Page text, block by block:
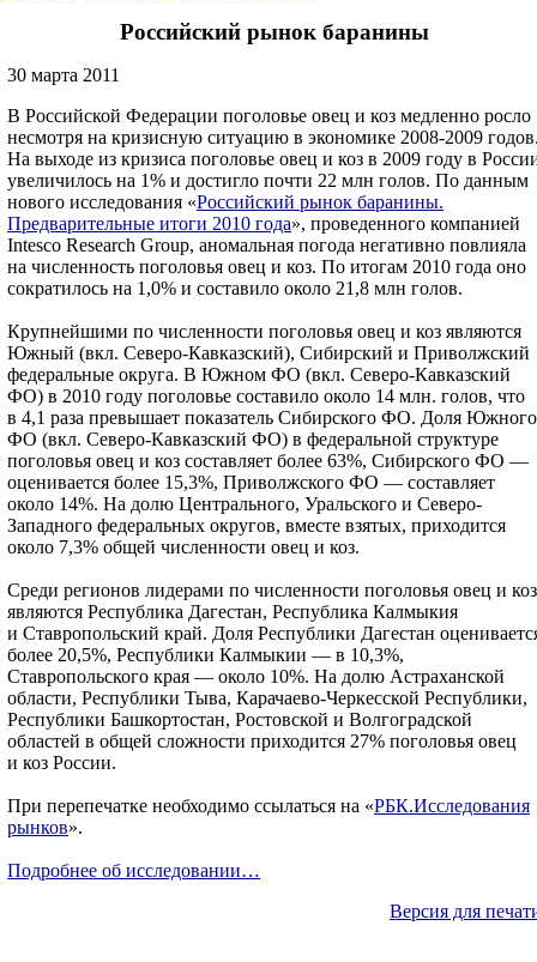
Российский рынок баранины
30 марта 2011
В Российской Федерации поголовье овец и коз медленно росло
несмотря на кризисную ситуацию в экономике 2008-2009
На выходе из кризиса поголовье овец и коз в 2009 году в
увеличилось на 1% и достигло почти 22 млн голов. По данным
нового исследования «Российский рынок баранины.
Предварительные итоги 2010 года», проведенного компанией
Intesco Research Group, аномальная погода негативно повлияла
на численность поголовья овец и коз. По итогам 2010 года оно
сократилось на 1,0% и составило около 21,8 млн голов.
Крупнейшими по численности поголовья овец и коз являются
Южный (вкл. Северо-Кавказский), Сибирский и Приволжский
федеральные округа. В Южном ФО (вкл. Северо-Кавказский
ФО) в 2010 году поголовье составило около 14 млн. голов, что
в 4,1 раза превышает показатель Сибирского ФО. Доля Южного
ФО (вкл. Северо-Кавказский ФО) в федеральной структуре
поголовья овец и коз составляет более 63%, Сибирского ФО —
оценивается более 15,3%, Приволжского ФО — составляет
около 14%. На долю Центрального, Уральского и Северо-
Западного федеральных округов, вместе взятых, приходится
около 7,3% общей численности овец и коз.
Среди регионов лидерами по численности поголовья овец и коз
являются Республика Дагестан, Республика Калмыкия
и Ставропольский край. Доля Республики Дагестан
более 20,5%, Республики Калмыкии — в 10,3%,
Ставропольского края — около 10%. На долю Астраханской
области, Республики Тыва, Карачаево-Черкесской Республики,
Республики Башкортостан, Ростовской и Волгоградской
областей в общей сложности приходится 27% поголовья овец
и коз России.
При перепечатке необходимо ссылаться на «РБК.Исследования
рынков».
Подробнее об исследовании…
Версия для